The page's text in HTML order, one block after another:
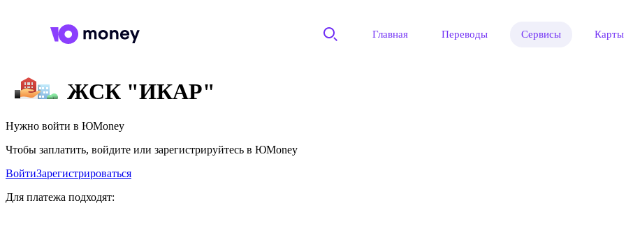
Главная Переводы Сервисы Карты
ЖСК "ИКАР"
Нужно войти в ЮMoney
Чтобы заплатить, войдите или зарегистрируйтесь в ЮMoney
ВойтиЗарегистрироваться
Для платежа подходят: